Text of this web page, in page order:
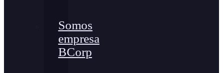
Somos
empresa
BCorp